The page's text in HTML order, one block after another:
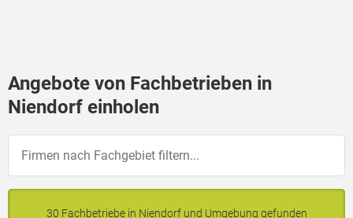
Angebote von Fachbetrieben in
Niendorf einholen
30 Fachbetriebe in Niendorf und Umgebung gefunden